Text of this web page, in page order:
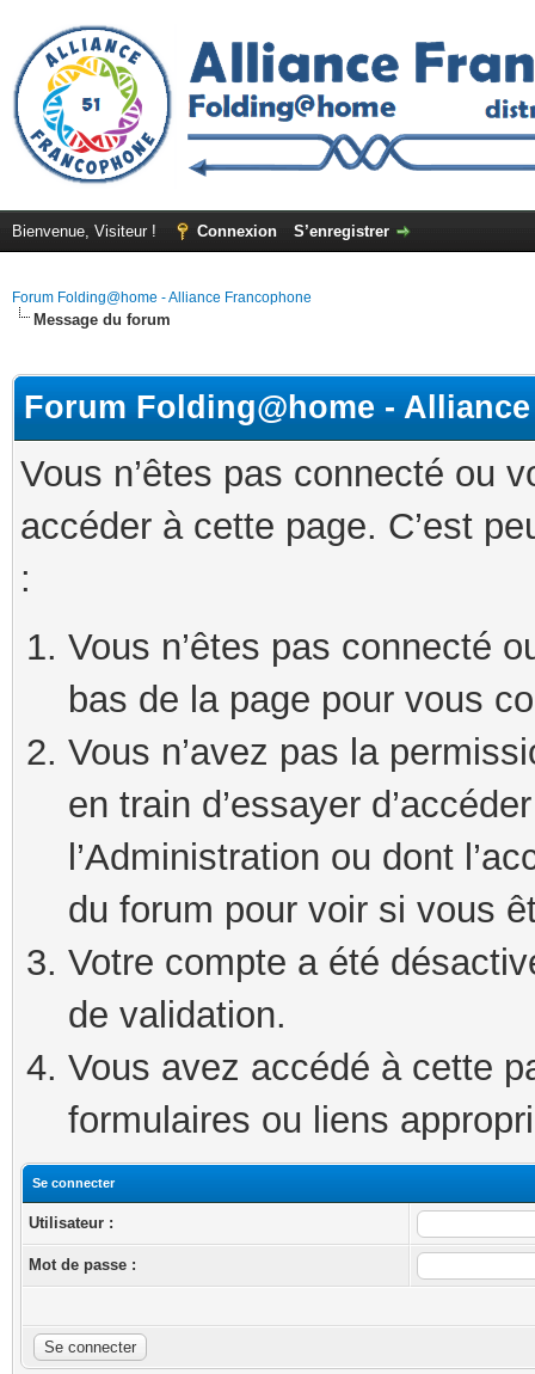
Bienvenue, Visiteur ! Connexion S’enregistrer
Forum Folding@home - Alliance Francophone
Message du forum
Forum Folding@home -
Vous n’êtes pas connecté ou
accéder à cette page. C’est
:
Vous n’êtes pas connecté
bas de la page pour vous
Vous n’avez pas la
en train d’essayer
l’Administration ou dont
du forum pour voir si vous
Votre compte a été
de validation.
Vous avez accédé à cette
formulaires ou liens
Se connecter
Utilisateur :
Mot de passe :